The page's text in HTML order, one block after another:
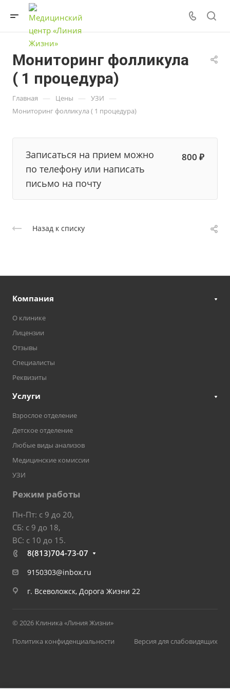
Мониторинг фолликула
( 1 процедура)
Главная — Цены — УЗИ —
Мониторинг фолликула ( 1 процедура)
Записаться на прием можно
по телефону или написать
письмо на почту
800 ₽
Назад к списку
Компания
О клинике
Лицензии
Отзывы
Специалисты
Реквизиты
Услуги
Взрослое отделение
Детское отделение
Любые виды анализов
Медицинские комиссии
УЗИ
Режим работы
Пн-Пт: с 9 до 20,
СБ: с 9 до 18,
ВС: с 10 до 15.
8(813)704-73-07
9150303@inbox.ru
г. Всеволожск, Дорога Жизни 22
© 2026 Клиника «Линия Жизни»
Политика конфиденциальности
Версия для слабовидящих